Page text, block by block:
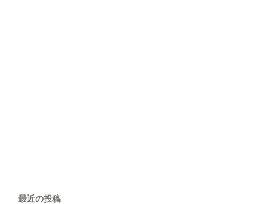
最近の投稿